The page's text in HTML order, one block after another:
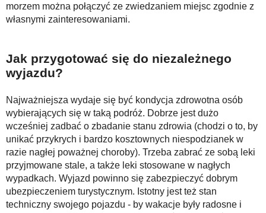
morzem można połączyć ze zwiedzaniem miejsc zgodnie z
własnymi zainteresowaniami.
Jak przygotować się do niezależnego
wyjazdu?
Najważniejsza wydaje się być kondycja zdrowotna osób
wybierających się w taką podróż. Dobrze jest dużo
wcześniej zadbać o zbadanie stanu zdrowia (chodzi o to, by
unikać przykrych i bardzo kosztownych niespodzianek w
razie nagłej poważnej choroby). Trzeba zabrać ze sobą leki
przyjmowane stale, a także leki stosowane w nagłych
wypadkach. Wyjazd powinno się zabezpieczyć dobrym
ubezpieczeniem turystycznym. Istotny jest też stan
techniczny swojego pojazdu - by wakacje były radosne i